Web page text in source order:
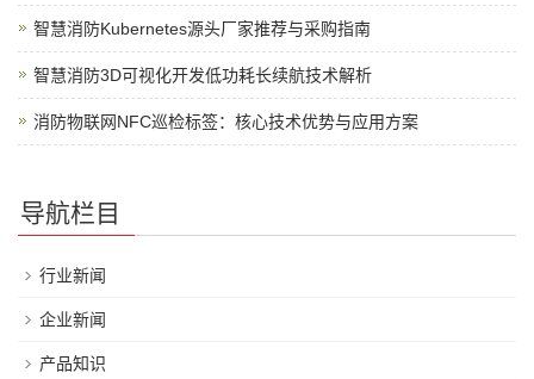
智慧消防Kubernetes源头厂家推荐与采购指南
智慧消防3D可视化开发低功耗长续航技术解析
消防物联网NFC巡检标签：核心技术优势与应用方案
导航栏目
行业新闻
企业新闻
产品知识